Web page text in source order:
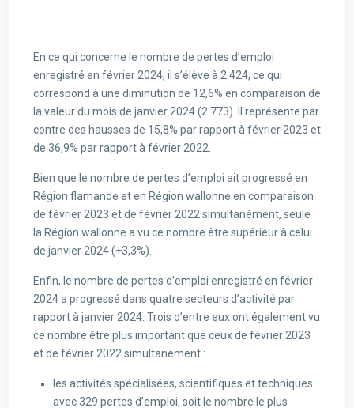
En ce qui concerne le nombre de pertes d’emploi
enregistré en février 2024, il s’élève à 2.424, ce qui
correspond à une diminution de 12,6% en comparaison de
la valeur du mois de janvier 2024 (2.773). Il représente par
contre des hausses de 15,8% par rapport à février 2023 et
de 36,9% par rapport à février 2022.
Bien que le nombre de pertes d’emploi ait progressé en
Région flamande et en Région wallonne en comparaison
de février 2023 et de février 2022 simultanément, seule
la Région wallonne a vu ce nombre être supérieur à celui
de janvier 2024 (+3,3%).
Enfin, le nombre de pertes d’emploi enregistré en février
2024 a progressé dans quatre secteurs d’activité par
rapport à janvier 2024. Trois d’entre eux ont également vu
ce nombre être plus important que ceux de février 2023
et de février 2022 simultanément :
les activités spécialisées, scientifiques et techniques
avec 329 pertes d’emploi, soit le nombre le plus